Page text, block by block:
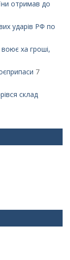
отримав до
ударів РФ по
ха гроші,
7
склад